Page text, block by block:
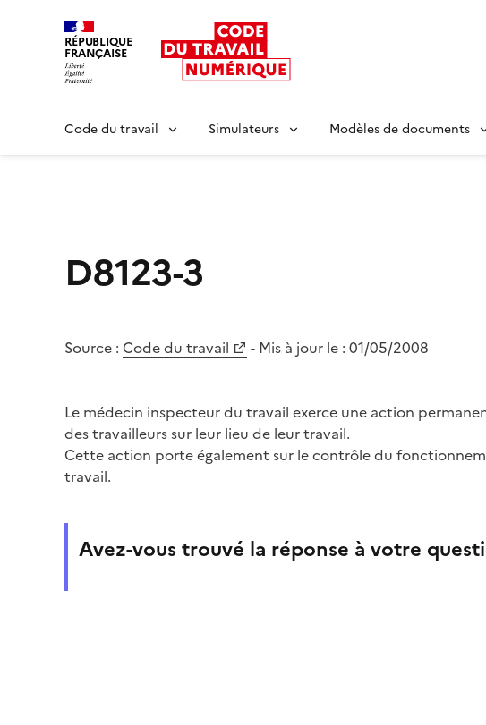
RÉPUBLIQUE
FRANÇAISE
Code du travail Simulateurs Modèles de documents
D8123-3
Source : Code du travail - Mis à jour le : 01/05/2008
Le médecin inspecteur du travail exerce une action
des travailleurs sur leur lieu de leur travail.
Cette action porte également sur le contrôle du
travail.
Avez-vous trouvé la réponse à votre